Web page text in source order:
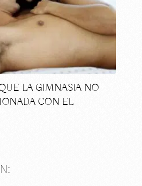
LA GIMNASIA NO
CON EL